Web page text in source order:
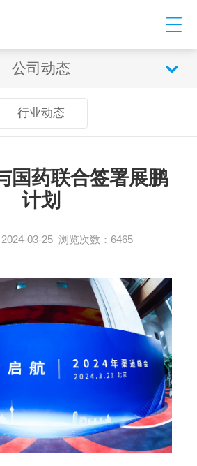
公司动态
行业动态
国药联合签署展鹏
计划
03-25 浏览次数：6465